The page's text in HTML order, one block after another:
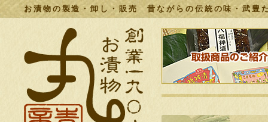
お漬物の製造・卸し・販売 昔ながらの伝統の味・武豊